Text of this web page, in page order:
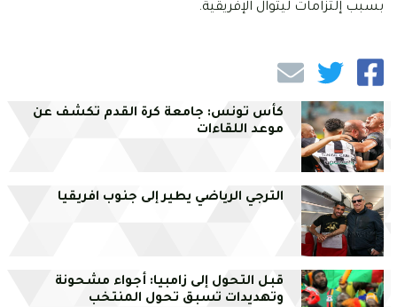
بسبب إلتزامات ليتوال الإفريقية.
كأس تونس: جامعة كرة القدم تكشف عن
موعد اللقاءات
الترجي الرياضي يطير إلى جنوب افريقيا
قبل التحول إلى زامبيا: أجواء مشحونة
وتهديدات تسبق تحول المنتخب